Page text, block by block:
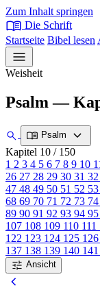
Zum Inhalt springen
menu_book Die Schrift
Startseite Bibel lesen
menu
Weisheit
Psalm —
search menu_book Psalm expand_more
Kapitel 10 / 150
1 2 3 4 5 6 7 8 9 10
26 27 28 29 30 31 32
47 48 49 50 51 52 53
68 69 70 71 72 73 74
89 90 91 92 93 94 95
107 108 109 110 111
122 123 124 125 126
137 138 139 140 141
tune Ansicht
chevron_left